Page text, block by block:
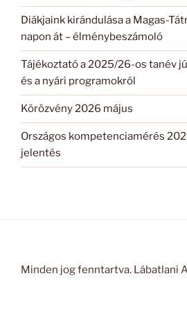
Diákjaink kirándulása a Magas-
napon át – élménybeszámoló
Tájékoztató a 2025/26-os tanév
és a nyári programokról
Körözvény 2026 május
Országos kompetenciamérés
jelentés
Minden jog fenntartva. Lábatlani